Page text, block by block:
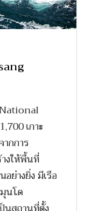
เกาะ
กการ
งให้พื้นที่
ย่างยิ่ง มีเรือ
นโด